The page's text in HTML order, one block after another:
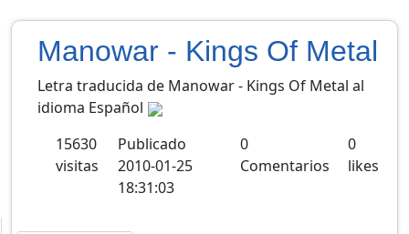
Manowar - Kings Of Metal
Letra traducida de Manowar - Kings Of Metal al
idioma Español
15630
visitas
Publicado
2010-01-25
18:31:03
0
Comentarios
0
likes